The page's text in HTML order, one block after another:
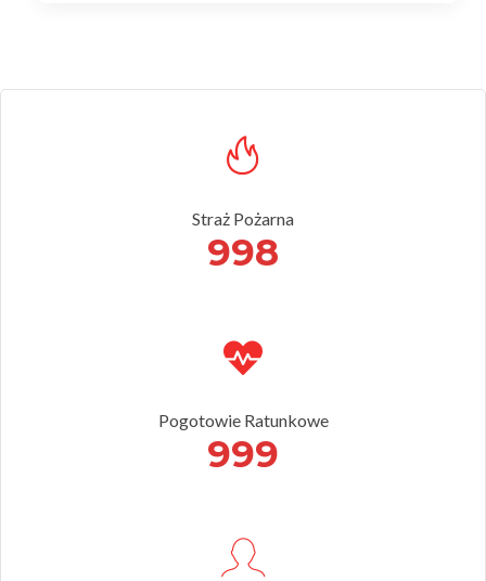
Straż Pożarna
998
Pogotowie Ratunkowe
999